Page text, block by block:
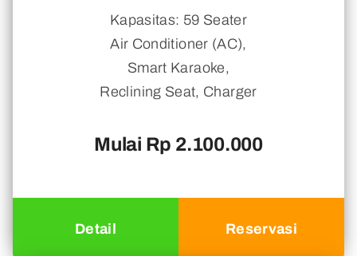
Kapasitas: 59 Seater
Air Conditioner (AC),
Smart Karaoke,
Reclining Seat, Charger
Mulai Rp 2.100.000
Detail Reservasi